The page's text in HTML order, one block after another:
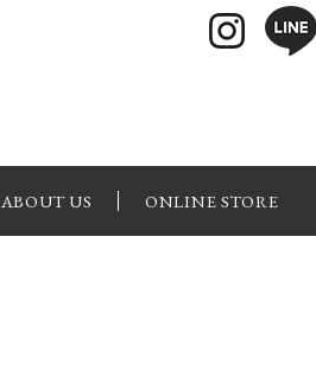
ABOUT US ONLINE STORE